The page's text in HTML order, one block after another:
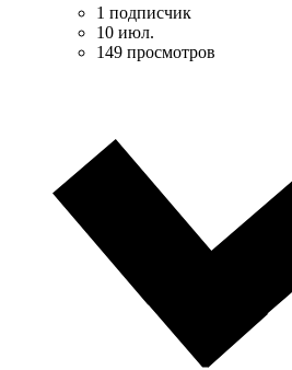
1 подписчик
10 июл.
149 просмотров